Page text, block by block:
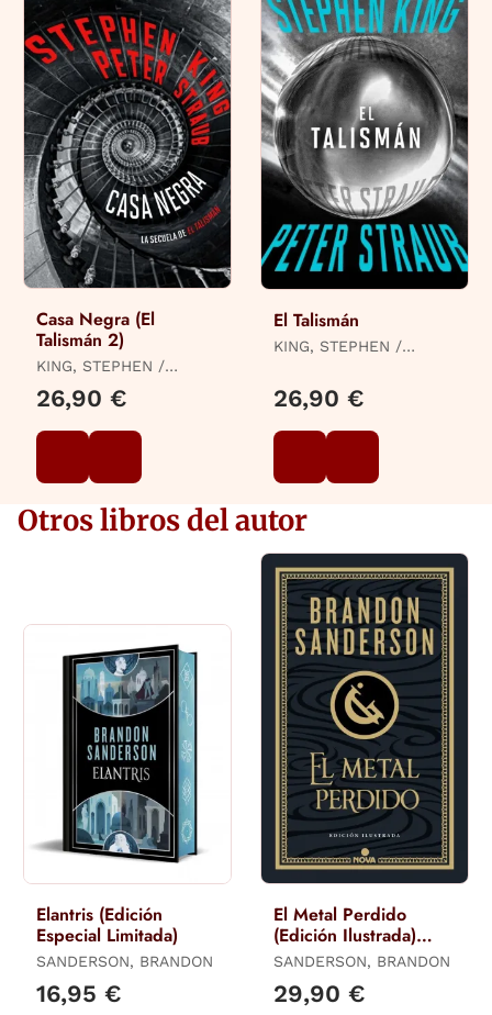
Casa Negra (El
Talismán 2)
KING, STEPHEN /
STRAUB, PETER
26,90 €
El Talismán
KING, STEPHEN /
26,90 €
Otros libros del autor
Elantris (Edición
Especial Limitada)
SANDERSON, BRANDON
16,95 €
El Metal Perdido
(Edición Ilustrada)
(Wax & Wayne 4)
SANDERSON, BRANDON
29,90 €